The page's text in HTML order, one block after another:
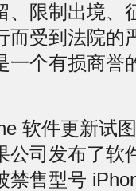
、限制出境、
而受到法院的
一个有损商誉
件更新试图
公司发布了软
禁售型号